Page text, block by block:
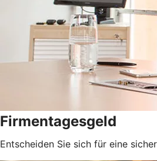
Firmentagesgeld
Entscheiden Sie sich für eine